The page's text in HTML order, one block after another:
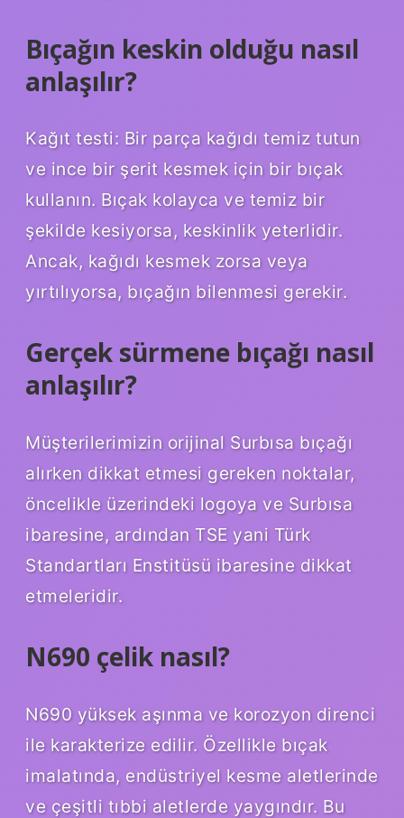
Bıçağın keskin olduğu nasıl
anlaşılır?
Kağıt testi: Bir parça kağıdı temiz tutun
ve ince bir şerit kesmek için bir bıçak
kullanın. Bıçak kolayca ve temiz bir
şekilde kesiyorsa, keskinlik yeterlidir.
Ancak, kağıdı kesmek zorsa veya
yırtılıyorsa, bıçağın bilenmesi gerekir.
Gerçek sürmene bıçağı nasıl
anlaşılır?
Müşterilerimizin orijinal Surbısa bıçağı
alırken dikkat etmesi gereken noktalar,
öncelikle üzerindeki logoya ve Surbısa
ibaresine, ardından TSE yani Türk
Standartları Enstitüsü ibaresine dikkat
etmeleridir.
N690 çelik nasıl?
N690 yüksek aşınma ve korozyon direnci
ile karakterize edilir. Özellikle bıçak
imalatında, endüstriyel kesme aletlerinde
ve çeşitli tıbbi aletlerde yaygındır. Bu